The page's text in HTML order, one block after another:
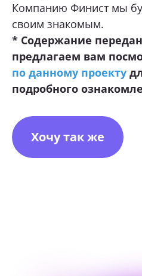
Компанию Финист мы
своим знакомым.
* Содержание
предлагаем вам
по данному проекту
подробного
Хочу так же